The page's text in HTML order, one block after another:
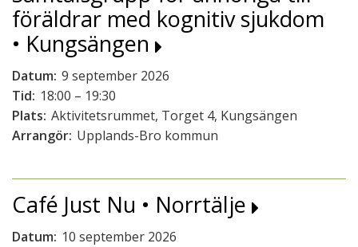
föräldrar med kognitiv sjukdom
• Kungsängen
Datum: 9 september 2026
Tid: 18:00 – 19:30
Plats: Aktivitetsrummet, Torget 4, Kungsängen
Arrangör: Upplands-Bro kommun
Café Just Nu • Norrtälje
Datum: 10 september 2026